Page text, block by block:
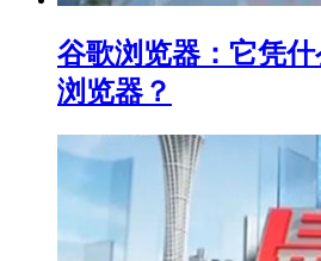
谷歌浏览器：它凭
浏览器？